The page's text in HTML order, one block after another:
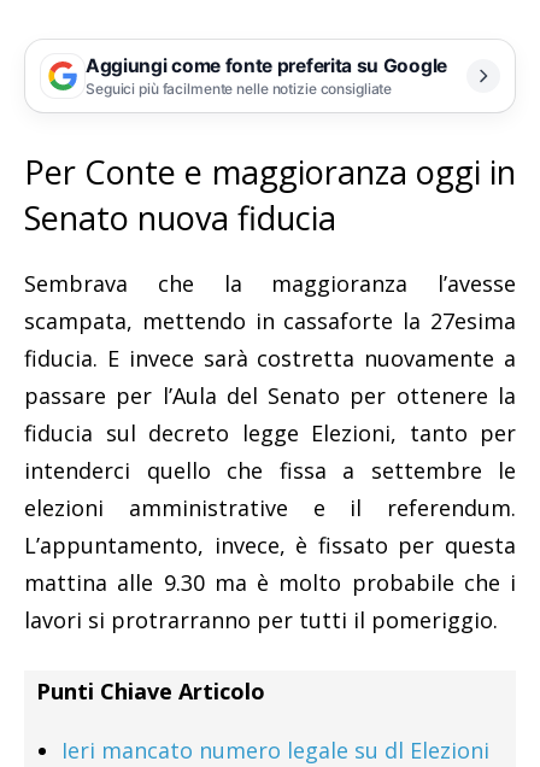
Aggiungi come fonte preferita su Google
Seguici più facilmente nelle notizie consigliate
Per Conte e maggioranza oggi in
Senato nuova fiducia
Sembrava che la maggioranza l’avesse
scampata, mettendo in cassaforte la 27esima
fiducia. E invece sarà costretta nuovamente a
passare per l’Aula del Senato per ottenere la
fiducia sul decreto legge Elezioni, tanto per
intenderci quello che fissa a settembre le
elezioni amministrative e il referendum.
L’appuntamento, invece, è fissato per questa
mattina alle 9.30 ma è molto probabile che i
lavori si protrarranno per tutti il pomeriggio.
Punti Chiave Articolo
Ieri mancato numero legale su dl Elezioni